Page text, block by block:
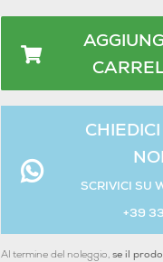
SCRIVICI SU
+39
Al termine del noleggio, se il